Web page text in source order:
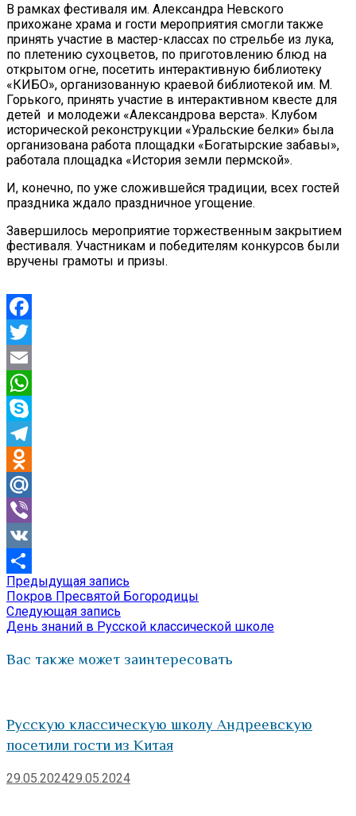
В рамках фестиваля им. Александра Невского
прихожане храма и гости мероприятия смогли также
принять участие в мастер-классах по стрельбе из лука,
по плетению сухоцветов, по приготовлению блюд на
открытом огне, посетить интерактивную библиотеку
«КИБО», организованную краевой библиотекой им. М.
Горького, принять участие в интерактивном квесте для
детей и молодежи «Александрова верста». Клубом
исторической реконструкции «Уральские белки» была
организована работа площадки «Богатырские забавы»,
работала площадка «История земли пермской».
И, конечно, по уже сложившейся традиции, всех гостей
праздника ждало праздничное угощение.
Завершилось мероприятие торжественным закрытием
фестиваля. Участникам и победителям конкурсов были
вручены грамоты и призы.
Facebook
Twitter
Email
WhatsApp
Skype
Telegram
Odnoklassniki
Mail.Ru
Viber
VK
Отправить
Навигация
по
записям
Предыдущая запись
запись:
Покров Пресвятой Богородицы
Следующая запись
запись:
День знаний в Русской классической школе
Вас также может заинтересовать
Русскую классическую школу Андреевскую
посетили гости из Китая
29.05.202429.05.2024